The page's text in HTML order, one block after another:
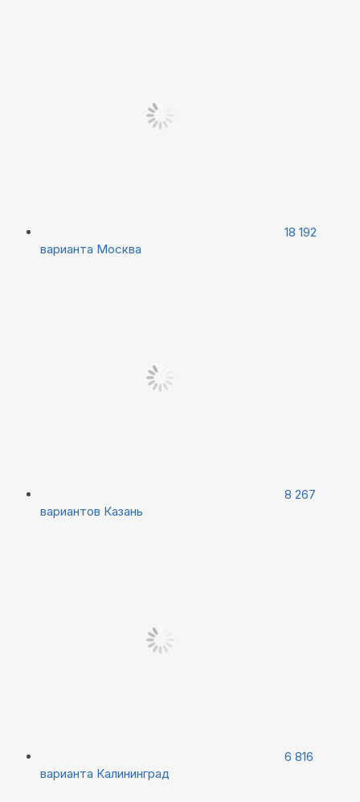
18 192
варианта Москва
8 267
вариантов Казань
6 816
варианта Калининград